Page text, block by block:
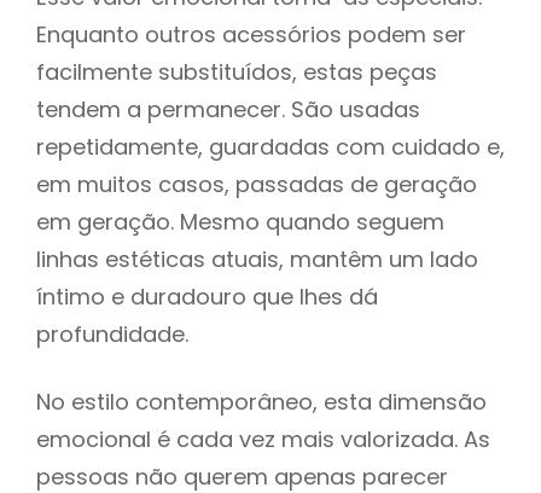
Enquanto outros acessórios podem ser
facilmente substituídos, estas peças
tendem a permanecer. São usadas
repetidamente, guardadas com cuidado e,
em muitos casos, passadas de geração
em geração. Mesmo quando seguem
linhas estéticas atuais, mantêm um lado
íntimo e duradouro que lhes dá
profundidade.
No estilo contemporâneo, esta dimensão
emocional é cada vez mais valorizada. As
pessoas não querem apenas parecer